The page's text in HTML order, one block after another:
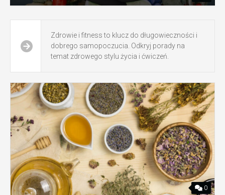
Zdrowie i fitness to klucz do długowieczności i
dobrego samopoczucia. Odkryj porady na
temat zdrowego stylu życia i ćwiczeń.
0